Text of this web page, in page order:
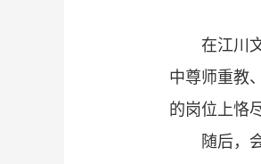
在江川
中尊师重教
的岗位上恪
随后，